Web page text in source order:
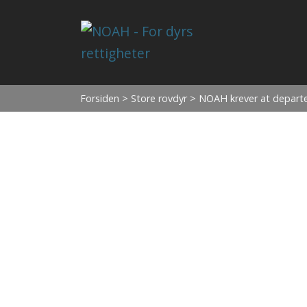
Forsiden > Store rovdyr > NOAH krever at